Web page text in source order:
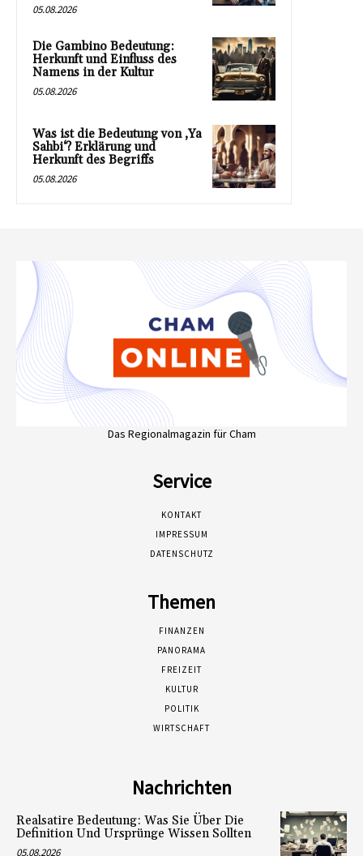
05.08.2026
Die Gambino Bedeutung:
Herkunft und Einfluss des
Namens in der Kultur
05.08.2026
Was ist die Bedeutung von ‚Ya
Sahbi‘? Erklärung und
Herkunft des Begriffs
05.08.2026
Das Regionalmagazin für Cham
Service
KONTAKT
IMPRESSUM
DATENSCHUTZ
Themen
FINANZEN
PANORAMA
FREIZEIT
KULTUR
POLITIK
WIRTSCHAFT
Nachrichten
Realsatire Bedeutung: Was Sie Über Die
Definition Und Ursprünge Wissen Sollten
05.08.2026